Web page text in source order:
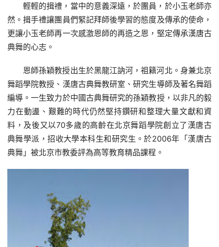
輕輕的揖禮，當中的意義深遠，於團員，於小玉老師亦
然。揖手禮讓團員們緊記拜師後學習的態度及傳承的使命，
更讓小玉老師再一次感激恩師的再造之恩，堅定傳承漢唐古
典舞的心志。
恩師孫穎教授出生於黑龍江訥河，祖籍河北。身兼北京
舞蹈學院教授、漢唐古典舞教研室、研究生導師及著名舞蹈
編導。一生致力於中國古典舞研究的孫穎教授，以非凡的毅
力在動盪、艱難的時代仍然堅持鑽研和整理大量文獻和資
料，及後又以70多歲的高齡在北京舞蹈學院創立了漢唐古
典舞學派，招收大學本科生和研究生。於2006年「漢唐古
典舞」被北京市教委評為高等教育精品課程。